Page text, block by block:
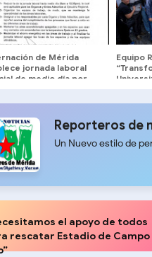
de Mérida
jornada laboral
de medio día por
Equipo
Reporteros de
Un Nuevo estilo de
el apoyo de todos
rescatar Estadio de Campo